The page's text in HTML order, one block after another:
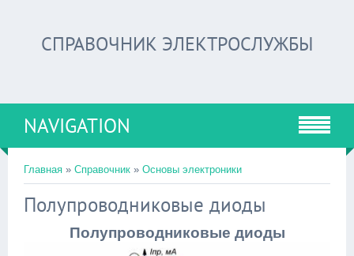
СПРАВОЧНИК ЭЛЕКТРОСЛУЖБЫ
NAVIGATION
Главная » Справочник » Основы электроники
Полупроводниковые диоды
Полупроводниковые диоды